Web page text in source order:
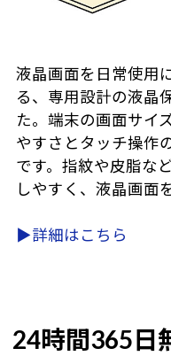
液晶画面を日常使用
る、専用設計の液晶
た。端末の画面サイ
やすさとタッチ操作
です。指紋や皮脂な
しやすく、液晶画面
▶詳細はこちら
24時間365日